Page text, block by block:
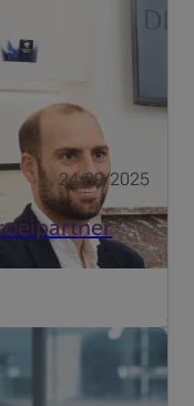
24/09/2025
die op de
als u er niet op
aan het